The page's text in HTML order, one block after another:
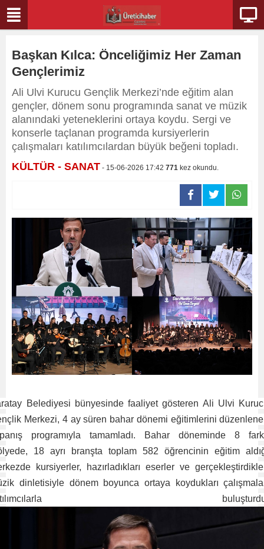
Başkan Kılca: Önceliğimiz Her Zaman
Gençlerimiz
Ali Ulvi Kurucu Gençlik Merkezi’nde eğitim alan
gençler, dönem sonu programında sanat ve müzik
alanındaki yeteneklerini ortaya koydu. Sergi ve
konserle taçlanan programda kursiyerlerin
çalışmaları katılımcılardan büyük beğeni topladı.
KÜLTÜR - SANAT - 15-06-2026 17:42 771 kez okundu.
Belediyesi bünyesinde faaliyet gösteren Ali Ulvi
Merkezi, 4 ay süren bahar dönemi eğitimlerini
programıyla tamamladı. Bahar döneminde 8
18 ayrı branşta toplam 582 öğrencinin eğitim
kursiyerler, hazırladıkları eserler ve
dinletisiyle dönem boyunca ortaya koydukları